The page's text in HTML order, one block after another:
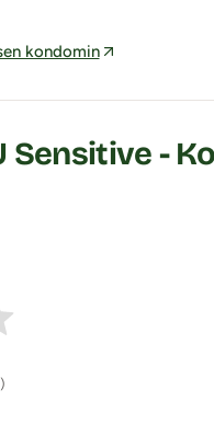
kondomin
-